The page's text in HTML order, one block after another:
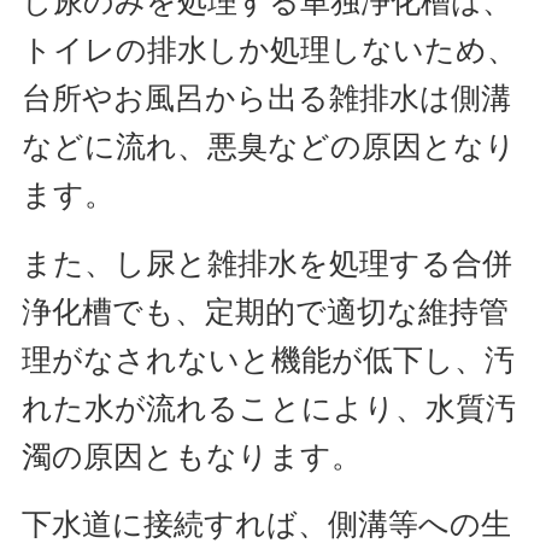
トイレの排水しか処理しないため、
台所やお風呂から出る雑排水は側溝
などに流れ、悪臭などの原因となり
ます。
また、し尿と雑排水を処理する合併
浄化槽でも、定期的で適切な維持管
理がなされないと機能が低下し、汚
れた水が流れることにより、水質汚
濁の原因ともなります。
下水道に接続すれば、側溝等への生